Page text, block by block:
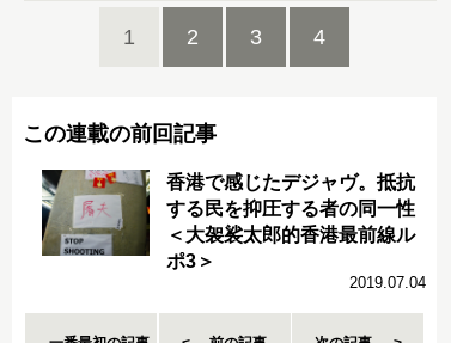
1 2 3 4
この連載の前回記事
香港で感じたデジャヴ。抵抗
する民を抑圧する者の同一性
＜大袈裟太郎的香港最前線ル
ポ3＞
2019.07.04